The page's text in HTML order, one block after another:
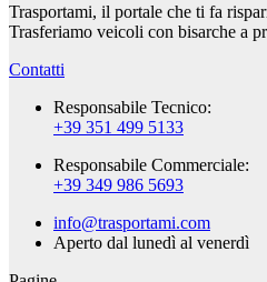
Trasportami, il portale che ti fa
Trasferiamo veicoli con bisarche a
Contatti
Responsabile Tecnico:
+39 351 499 5133
Responsabile Commerciale:
+39 349 986 5693
info@trasportami.com
Aperto dal lunedì al venerdì